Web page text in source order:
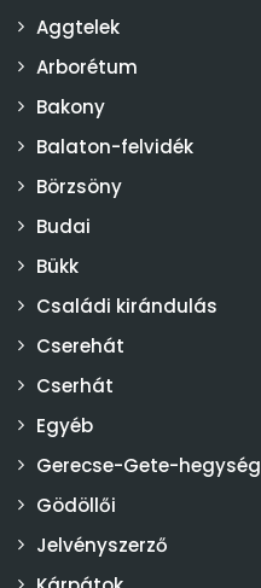
Aggtelek
Arborétum
Bakony
Balaton-felvidék
Börzsöny
Budai
Bükk
Családi kirándulás
Cserehát
Cserhát
Egyéb
Gerecse-Gete-hegység
Gödöllői
Jelvényszerző